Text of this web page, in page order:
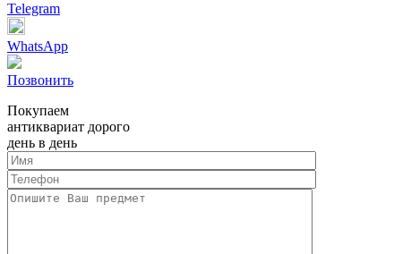
Telegram
WhatsApp
Позвонить
Покупаем
антиквариат дорого
день в день